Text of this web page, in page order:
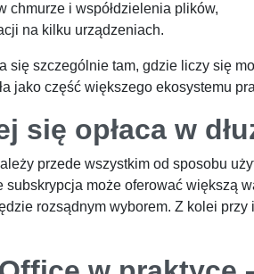
chmurze i współdzielenia plików,
na kilku urządzeniach.
się szczególnie tam, gdzie liczy się
jako część większego ekosystemu
się opłaca w
przede wszystkim od sposobu
subskrypcja może oferować większą
rozsądnym wyborem. Z kolei